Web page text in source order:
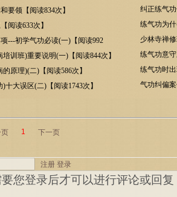
要领【阅读834次】
阅读633次】
---初学气功必读(一)【阅读992
训班)重要说明(一)【阅读844次】
原理)(二)【阅读586次】
十大误区(二)【阅读1743次】
纠正练气
练气功为
少林寺禅
练气功意
练气功时
气功纠偏